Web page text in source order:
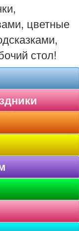
цветные
стол!